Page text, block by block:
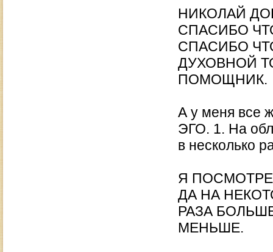
НИКОЛАЙ
СПАСИБО
СПАСИБО
ДУХОВНОЙ
ПОМОЩНИК.
А у меня все
ЭГО. 1. На
в несколько
Я
ДА НА
РАЗА
МЕНЬШЕ.